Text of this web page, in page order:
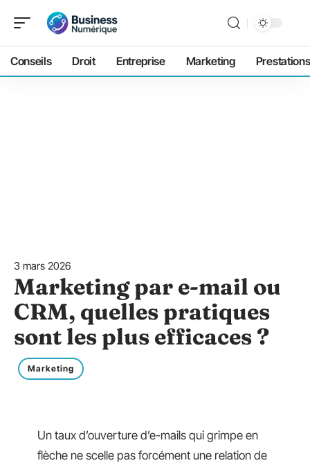
Conseils Droit Entreprise Marketing Prestations
3 mars 2026
Marketing par e-mail ou
CRM, quelles pratiques
sont les plus efficaces ?
Marketing
Un taux d’ouverture d’e-mails qui grimpe en
flèche ne scelle pas forcément une relation de